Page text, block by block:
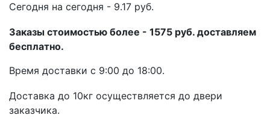
Cегодня на сегодня - 9.17 руб.
Заказы стоимостью более - 1575 руб. доставляем
бесплатно.
Время доставки с 9:00 до 18:00.
Доставка до 10кг осуществляется до двери
заказчика.